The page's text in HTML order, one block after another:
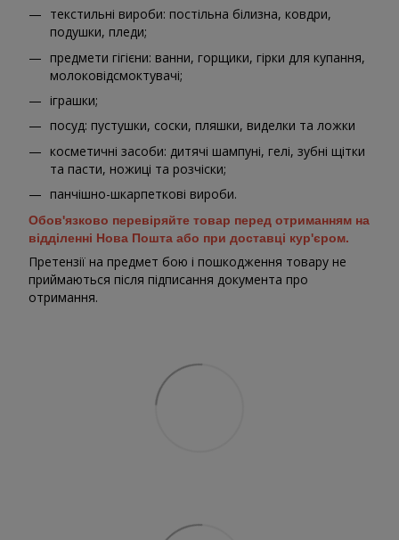
текстильні вироби: постільна білизна, ковдри,
подушки, пледи;
предмети гігієни: ванни, горщики, гірки для купання,
молоковідсмоктувачі;
іграшки;
посуд: пустушки, соски, пляшки, виделки та ложки
косметичні засоби: дитячі шампуні, гелі, зубні щітки
та пасти, ножиці та розчіски;
панчішно-шкарпеткові вироби.
Обов'язково перевіряйте товар перед отриманням на
відділенні Нова Пошта або при доставці кур'єром.
Претензії на предмет бою і пошкодження товару не
приймаються після підписання документа про
отримання.